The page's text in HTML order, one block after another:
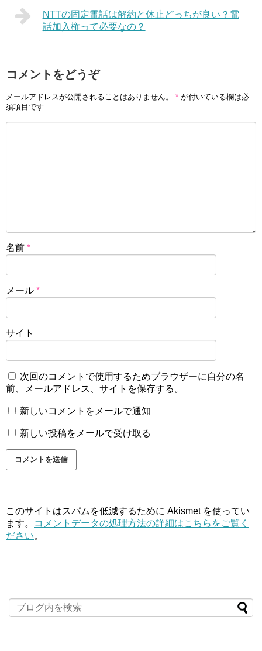
NTTの固定電話は解約と休止どっちが良い？電
話加入権って必要なの？
コメントをどうぞ
メールアドレスが公開されることはありません。 * が付いている欄は必
須項目です
名前 *
メール *
サイト
次回のコメントで使用するためブラウザーに自分の名
前、メールアドレス、サイトを保存する。
新しいコメントをメールで通知
新しい投稿をメールで受け取る
このサイトはスパムを低減するために Akismet を使ってい
ます。
コメントデータの処理方法の詳細はこちらをご覧く
ださい。